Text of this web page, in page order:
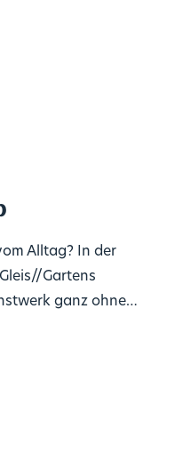
Alltag? In der
Gartens
ganz ohne